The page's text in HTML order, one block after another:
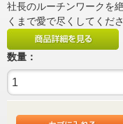
社長のルーチンワークを
くまで愛で尽くしてくださ
数量：